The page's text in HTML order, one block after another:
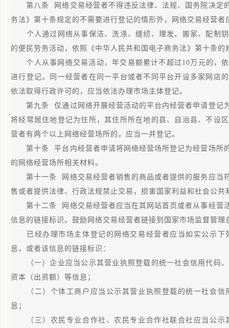
第八条 网络交易经营者不得违反法律、法规、国务院决定
务法》第十条规定的不需要进行登记的情形外，网络交易经营
个人通过网络从事保洁、洗涤、缝纫、理发、搬家、配制
的便民劳务活动，依照《中华人民共和国电子商务法》第十条的
个人从事网络交易活动，年交易额累计不超过10万元的，
进行登记。同一经营者在同一平台或者不同平台开设多家网店
依法取得行政许可的，应当依法办理市场主体登记。
第九条 仅通过网络开展经营活动的平台内经营者申请登记
将经常居住地登记为住所，其住所所在地的县、自治县、不设
营者有两个以上网络经营场所的，应当一并登记。
第十条 平台内经营者申请将网络经营场所登记为经营场所
的网络经营场所相关材料。
第十一条 网络交易经营者销售的商品或者提供的服务应当
售或者提供法律、行政法规禁止交易，损害国家利益和社会公
第十二条 网络交易经营者应当在其网站首页或者从事经营
信息的链接标识。鼓励网络交易经营者链接到国家市场监督管
已经办理市场主体登记的网络交易经营者应当如实公示下
息，或者该信息的链接标识：
（一）企业应当公示其营业执照登载的统一社会信用代码
资本（出资额）等信息；
（二）个体工商户应当公示其营业执照登载的统一社会信
息；
（三）农民专业合作社、农民专业合作社联合社应当公示